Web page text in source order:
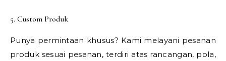
5. Custom Produk
Punya permintaan khusus? Kami melayani pesanan
produk sesuai pesanan, terdiri atas rancangan, pola,